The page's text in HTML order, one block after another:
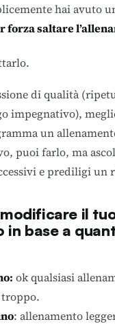
hai avuto
forza saltare
di qualità
impegnativo),
un
puoi farlo, ma
e prediligi un
il
in base a
ok qualsiasi
troppo.
: allenamento